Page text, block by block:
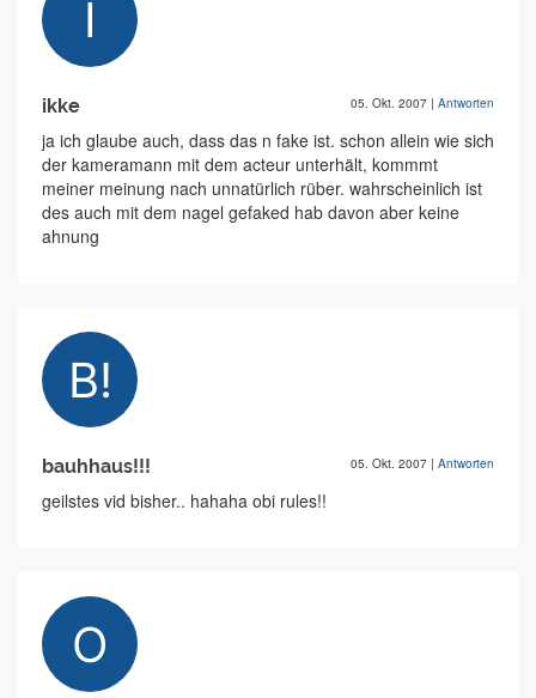
ikke 05. Okt. 2007 | Antworten
ja ich glaube auch, dass das n fake ist. schon allein wie sich
der kameramann mit dem acteur unterhält, kommmt
meiner meinung nach unnatürlich rüber. wahrscheinlich ist
des auch mit dem nagel gefaked hab davon aber keine
ahnung
bauhhaus!!! 05. Okt. 2007 | Antworten
geilstes vid bisher.. hahaha obi rules!!